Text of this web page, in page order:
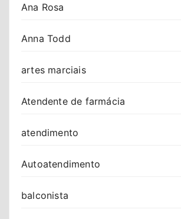
Ana Rosa
Anna Todd
artes marciais
Atendente de farmácia
atendimento
Autoatendimento
balconista